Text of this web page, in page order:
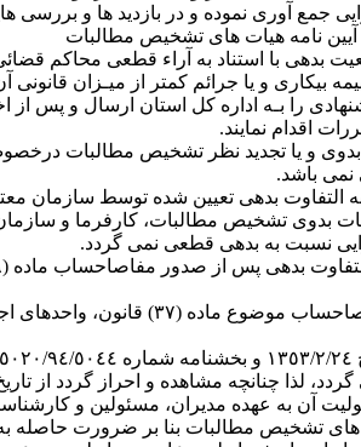
جمع آوری نموده و در بازدید ها و بررسی
بدهی با استناد به آراء قطعی محاکم
بیمه بیکاری و یا جرائم کمتر از میـزان
را بـه اداره کل استان ارسال و پس از
اقدام نمایند.
نمی باشد.
نسبت به بدهی قطعی نمی گردد.
آن به عهده مدیران، مسئولین و
نامه هیات های تشخیص مطالبات بنا بر